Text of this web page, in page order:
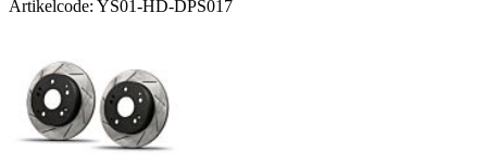
Artikelcode: YS01-HD-DPS017